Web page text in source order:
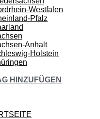
Westfalen
Pfalz
Anhalt
Holstein
HINZUFÜGEN